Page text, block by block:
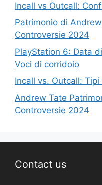
Incall vs Outcall:
Patrimonio di
Controversie 2024
PlayStation 6: Data
Voci di corridoio
Incall vs. Outcall:
Andrew Tate
Controversie 2024
Contact us